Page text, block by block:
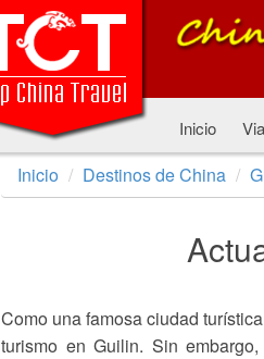
Inicio
Inicio Destinos de China
Como una famosa ciudad
turismo en Guilin. Sin